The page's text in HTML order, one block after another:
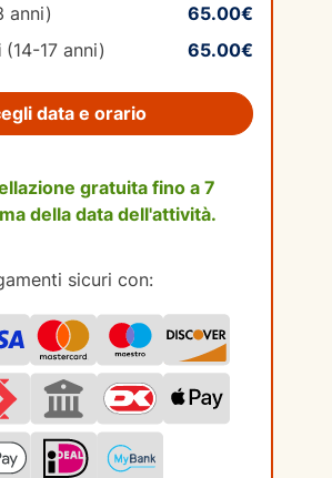
anni)
65.00€
(14-17 anni) 65.00€
data e orario
gratuita fino a 7
della data dell'attività.
sicuri con: